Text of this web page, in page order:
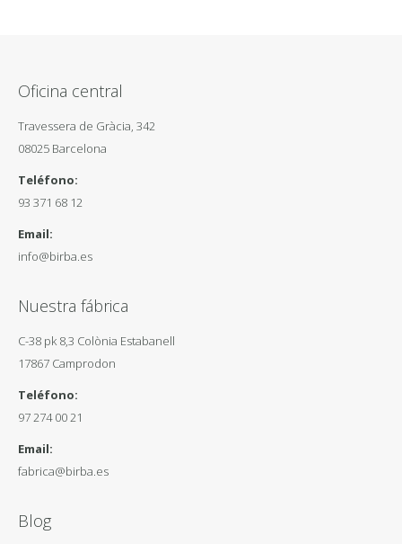
Oficina central
Travessera de Gràcia, 342
08025 Barcelona
Teléfono:
93 371 68 12
Email:
info@birba.es
Nuestra fábrica
C-38 pk 8,3 Colònia Estabanell
17867 Camprodon
Teléfono:
97 274 00 21
Email:
fabrica@birba.es
Blog